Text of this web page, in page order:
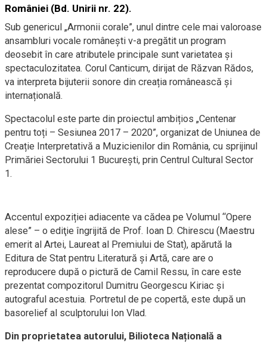
României (Bd. Unirii nr. 22).
Sub genericul „Armonii corale”, unul dintre cele mai valoroase
ansambluri vocale românești v-a pregătit un program
deosebit în care atributele principale sunt varietatea și
spectaculozitatea. Corul Canticum, dirijat de Răzvan Rădos,
va interpreta bijuterii sonore din creația românească și
internațională.
Spectacolul este parte din proiectul ambițios „Centenar
pentru toți – Sesiunea 2017 – 2020”, organizat de Uniunea de
Creație Interpretativă a Muzicienilor din România, cu sprijinul
Primăriei Sectorului 1 București, prin Centrul Cultural Sector
1.
Accentul expoziției adiacente va cădea pe Volumul “Opere
alese” – o ediţie îngrijită de Prof. Ioan D. Chirescu (Maestru
emerit al Artei, Laureat al Premiului de Stat), apărută la
Editura de Stat pentru Literatură şi Artă, care are o
reproducere după o pictură de Camil Ressu, în care este
prezentat compozitorul Dumitru Georgescu Kiriac şi
autograful acestuia. Portretul de pe copertă, este după un
basorelief al sculptorului Ion Vlad.
Din proprietatea autorului, Bilioteca Națională a